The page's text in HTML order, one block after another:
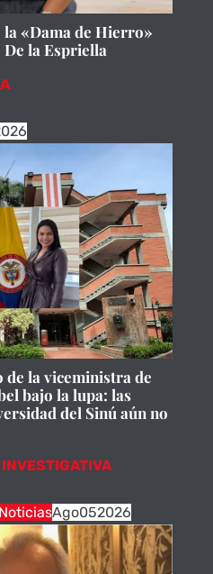
«Dama de Hierro»
la Espriella
de la viceministra de
bajo la lupa: las
del Sinú aún no
Ago052026